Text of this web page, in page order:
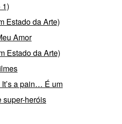
1)
Estado da Arte)
Amor
Estado da Arte)
a pain… É um
super-heróis